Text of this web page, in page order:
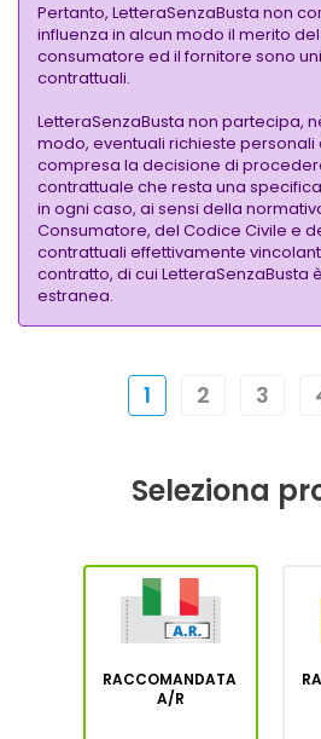
Pertanto, LetteraSenzaBusta non
influenza in alcun modo il merito
consumatore ed il fornitore sono
contrattuali.
LetteraSenzaBusta non partecipa,
modo, eventuali richieste
compresa la decisione di
contrattuale che resta una
in ogni caso, ai sensi della
Consumatore, del Codice Civile e
contrattuali effettivamente
contratto, di cui
estranea.
1 2 3
Seleziona
RACCOMANDATA
A/R